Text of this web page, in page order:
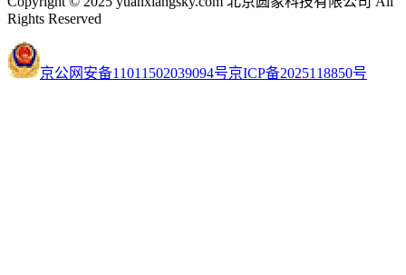
Rights Reserved
京公网安备11011502039094号京ICP备2025118850号